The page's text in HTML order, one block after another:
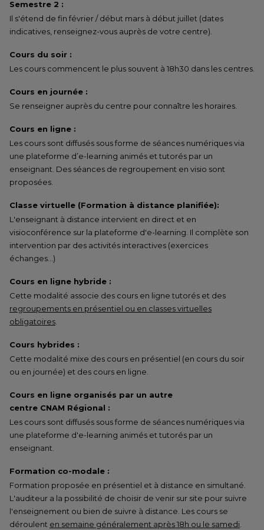
Semestre 2 :
Il s'étend de fin février / début mars à début juillet (dates
indicatives, renseignez-vous auprès de votre centre).
Cours du soir :
Les cours commencent le plus souvent à 18h30 dans les centres.
Cours en journée :
Se renseigner auprès du centre pour connaître les horaires.
Cours en ligne :
Les cours sont diffusés sous forme de séances numériques via
une plateforme d’e-learning animés et tutorés par un
enseignant. Des séances de regroupement en visio sont
proposées.
Classe virtuelle (Formation à distance planifiée):
L'enseignant à distance intervient en direct et en
visioconférence sur la plateforme d'e-learning. Il complète son
intervention par des activités interactives (exercices
échanges…)
Cours en ligne hybride :
Cette modalité associe des cours en ligne tutorés et des
regroupements en présentiel ou en classes virtuelles
obligatoires
Cours hybrides :
Cette modalité mixe des cours en présentiel (en cours du soir
ou en journée) et des cours en ligne.
Cours en ligne organisés par un autre
centre CNAM Régional :
Les cours sont diffusés sous forme de séances numériques via
une plateforme d'e-learning animés et tutorés par un
enseignant.
Formation co-modale :
Formation proposée en présentiel et à distance en simultané.
L'auditeur a la possibilité de choisir de venir sur site pour suivre
l'enseignement ou bien de suivre à distance. Les cours se
déroulent en semaine généralement après 18h ou le samedi